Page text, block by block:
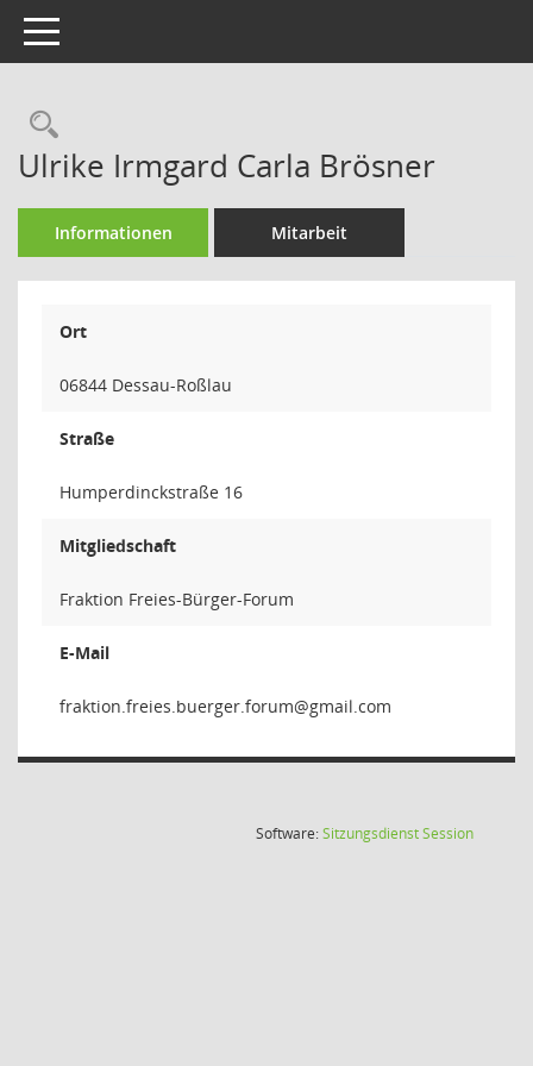
Toggle navigation
Rechercheauswahl
Ulrike Irmgard Carla Brösner
Informationen Mitarbeit
Ort
06844 Dessau-Roßlau
Straße
Humperdinckstraße 16
Mitgliedschaft
Fraktion Freies-Bürger-Forum
E-Mail
murof.regreub.s
Software:SitzungsdienstSession(Wird in